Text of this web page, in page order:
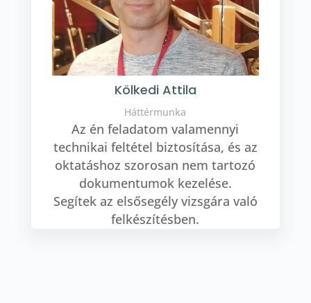
Kölkedi Attila
Háttérmunka
Az én feladatom valamennyi
technikai feltétel biztosítása, és az
oktatáshoz szorosan nem tartozó
dokumentumok kezelése.
Segítek az elsősegély vizsgára való
felkészítésben.